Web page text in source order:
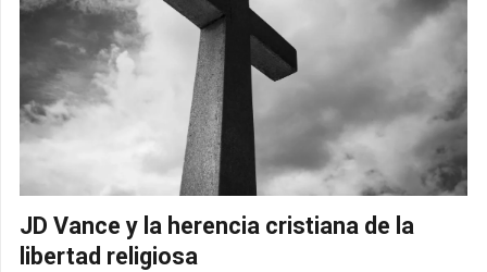
JD Vance y la herencia cristiana de la
libertad religiosa